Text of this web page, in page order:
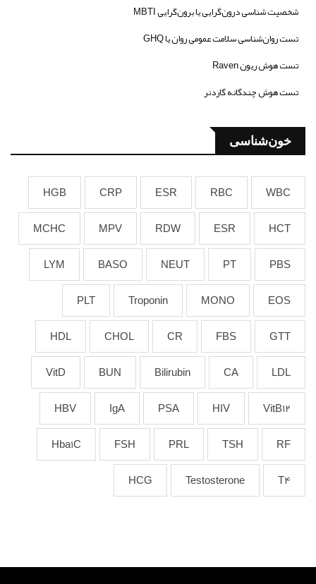
شخصیت شناسی درون‌گرایی یا برون‌گرایی MBTI
تست روان‌شناسی سلامت عمومی روان یا GHQ
تست هوش ریون Raven
تست هوش چندگانه گاردنر
خون‌شناسی
WBC
RBC
ESR
CRP
HGB
HCT
ESR
RDW
MPV
MCHC
PBS
PT
NEUT
BASO
LYM
EOS
MONO
Troponin
PLT
GTT
FBS
CR
CHOL
HDL
LDL
CA
Bilirubin
BUN
VitD
VitB12
HIV
PSA
IgA
HBV
RF
TSH
PRL
FSH
Hba1C
T4
Testosterone
HCG